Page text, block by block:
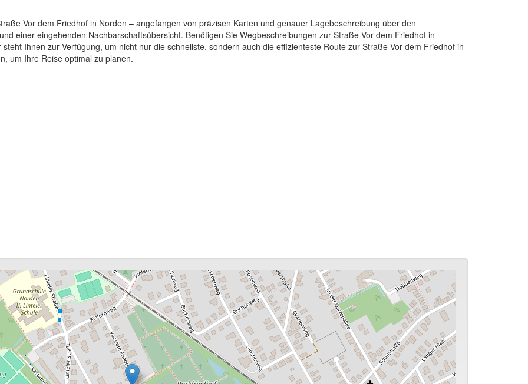
Vor dem Friedhof in Norden – angefangen von präzisen Karten und genauer Lagebeschreibung über den
einer eingehenden Nachbarschaftsübersicht. Benötigen Sie Wegbeschreibungen zur Straße Vor dem Friedhof in
Ihnen zur Verfügung, um nicht nur die schnellste, sondern auch die effizienteste Route zur Straße Vor dem Friedhof in
um Ihre Reise optimal zu planen.